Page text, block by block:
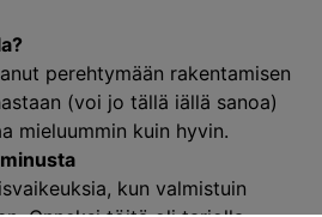
perehtymään rakentamisen
(voi jo tällä iällä sanoa)
mieluummin kuin hyvin.
kun valmistuin